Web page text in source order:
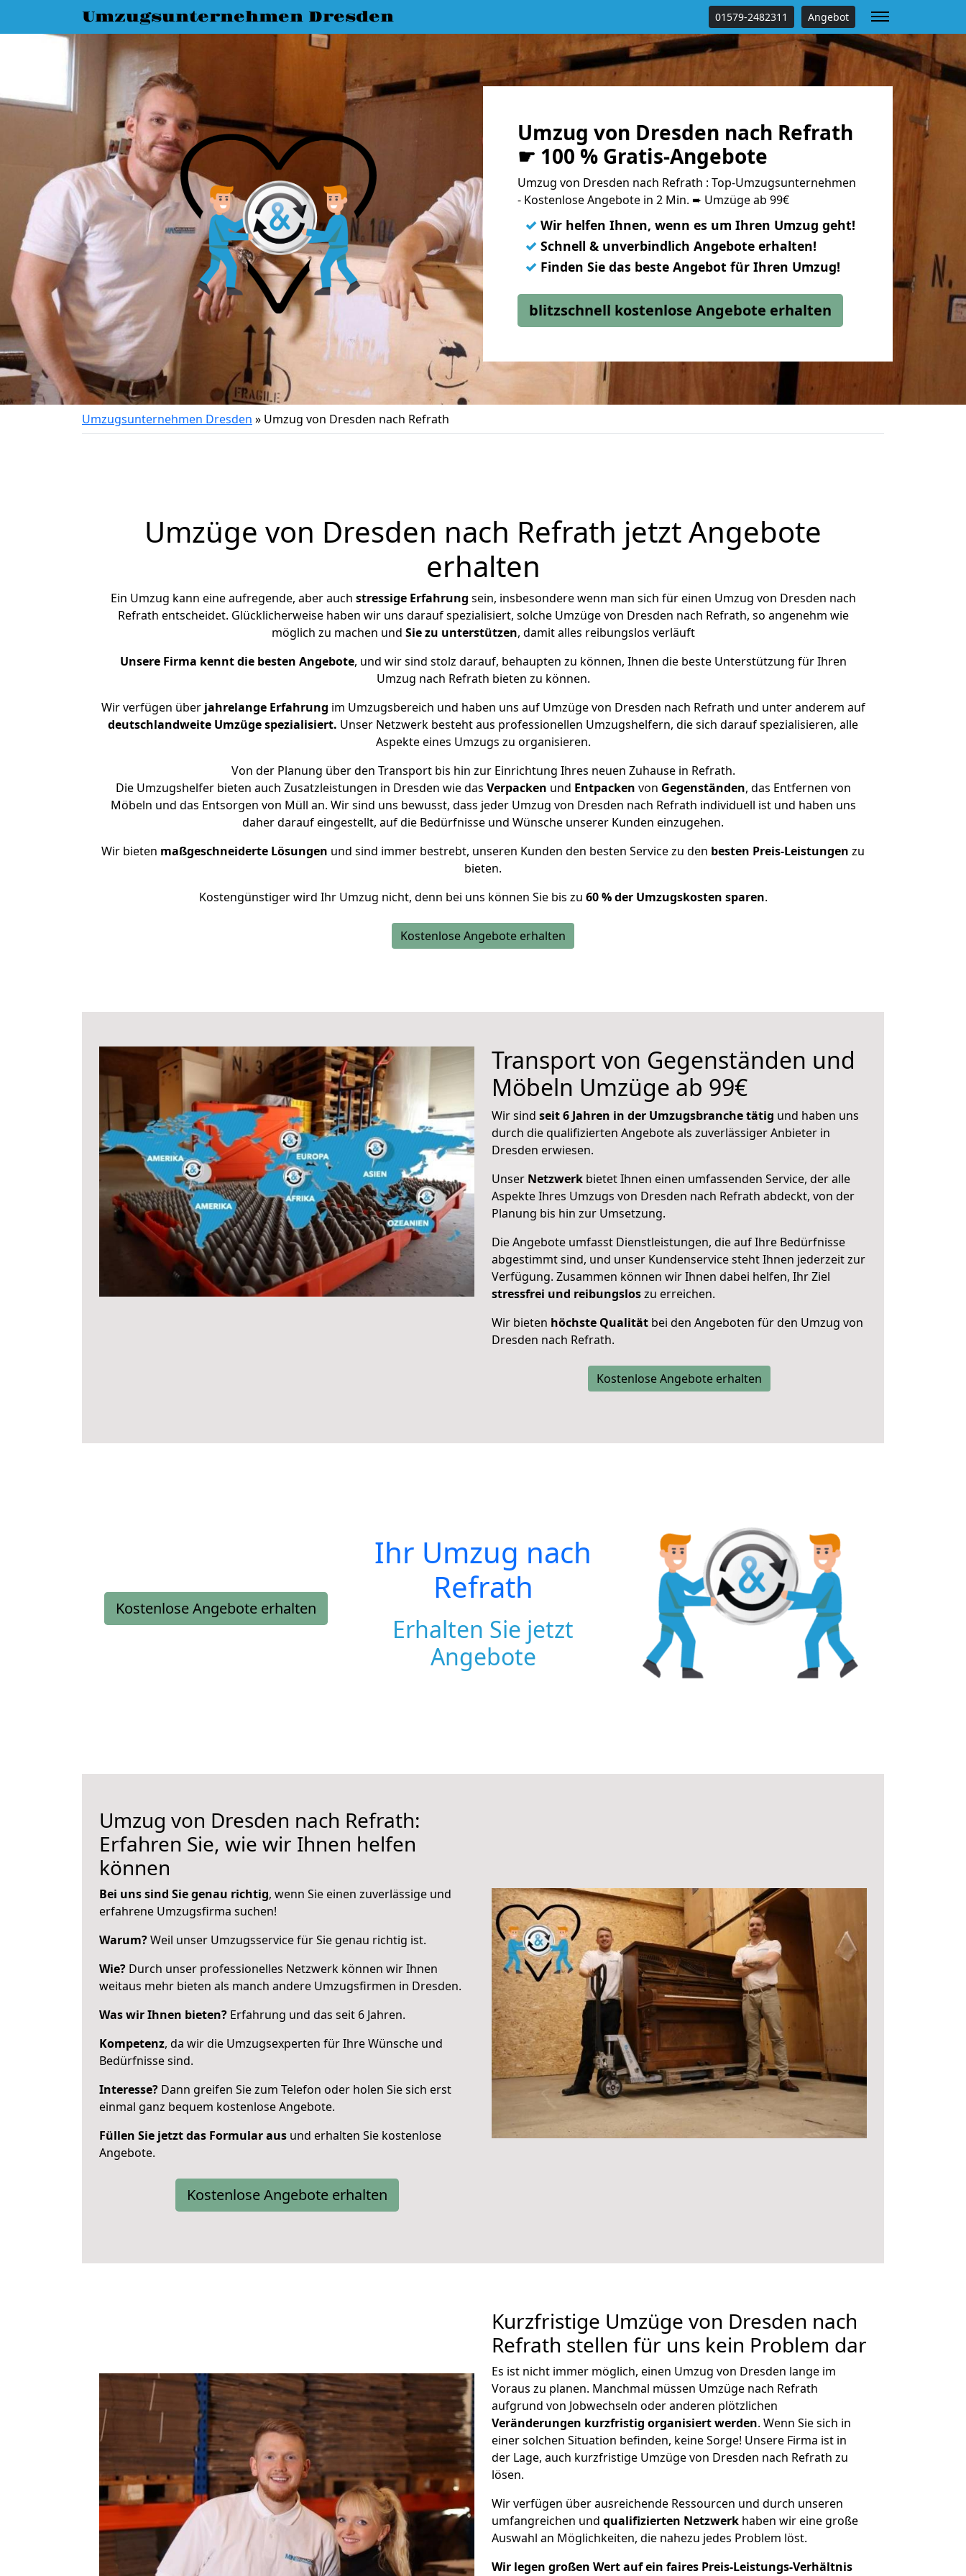
Umzugsunternehmen Dresden 01579-2482311 Angebot
Umzug von Dresden nach Refrath
☛ 100 % Gratis-Angebote
Umzug von Dresden nach Refrath : Top-Umzugsunternehmen
- Kostenlose Angebote in 2 Min. ➨ Umzüge ab 99€
✓ Wir helfen Ihnen, wenn es um Ihren Umzug geht!
✓ Schnell & unverbindlich Angebote erhalten!
✓ Finden Sie das beste Angebot für Ihren Umzug!
blitzschnell kostenlose Angebote erhalten
Umzugsunternehmen Dresden » Umzug von Dresden nach Refrath
Umzüge von Dresden nach Refrath jetzt Angebote
erhalten
Ein Umzug kann eine aufregende, aber auch stressige Erfahrung sein, insbesondere wenn man sich für einen Umzug von Dresden nach
Refrath entscheidet. Glücklicherweise haben wir uns darauf spezialisiert, solche Umzüge von Dresden nach Refrath, so angenehm wie
möglich zu machen und Sie zu unterstützen, damit alles reibungslos verläuft
Unsere Firma kennt die besten Angebote, und wir sind stolz darauf, behaupten zu können, Ihnen die beste Unterstützung für Ihren
Umzug nach Refrath bieten zu können.
Wir verfügen überjahrelange Erfahrung im Umzugsbereich und haben uns auf Umzüge von Dresden nach Refrath und unter anderem auf
deutschlandweite Umzüge spezialisiert. Unser Netzwerk besteht aus professionellen Umzugshelfern, die sich darauf spezialisieren, alle
Aspekte eines Umzugs zu organisieren.
Von der Planung über den Transport bis hin zur Einrichtung Ihres neuen Zuhause in Refrath.
Die Umzugshelfer bieten auch Zusatzleistungen in Dresden wie das Verpacken und Entpacken von Gegenständen, das Entfernen von
Möbeln und das Entsorgen von Müll an. Wir sind uns bewusst, dass jeder Umzug von Dresden nach Refrath individuell ist und haben uns
daher darauf eingestellt, auf die Bedürfnisse und Wünsche unserer Kunden einzugehen.
Wir bieten maßgeschneiderte Lösungen und sind immer bestrebt, unseren Kunden den besten Service zu den besten Preis-Leistungen zu
bieten.
Kostengünstiger wird Ihr Umzug nicht, denn bei uns können Sie bis zu 60 % der Umzugskosten sparen.
Kostenlose Angebote erhalten
Transport von Gegenständen und
Möbeln Umzüge ab 99€
Wir sind seit 6 Jahren in der Umzugsbranche tätig und haben uns
durch die qualifizierten Angebote als zuverlässiger Anbieter in
Dresden erwiesen.
Unser Netzwerk bietet Ihnen einen umfassenden Service, der alle
Aspekte Ihres Umzugs von Dresden nach Refrath abdeckt, von der
Planung bis hin zur Umsetzung.
Die Angebote umfasst Dienstleistungen, die auf Ihre Bedürfnisse
abgestimmt sind, und unser Kundenservice steht Ihnen jederzeit zur
Verfügung. Zusammen können wir Ihnen dabei helfen, Ihr Ziel
stressfrei und reibungsloszu erreichen.
Wir bieten höchste Qualität bei den Angeboten für den Umzug von
Dresden nach Refrath.
Kostenlose Angebote erhalten
Kostenlose Angebote erhalten
Ihr Umzug nach
Refrath
Erhalten Sie jetzt
Angebote
Umzug von Dresden nach Refrath:
Erfahren Sie, wie wir Ihnen helfen
können
Bei uns sind Sie genau richtig, wenn Sie einen zuverlässige und
erfahrene Umzugsfirma suchen!
Warum?Weil unser Umzugsservice für Sie genau richtig ist.
Wie? Durch unser professionelles Netzwerk können wir Ihnen
weitaus mehr bieten als manch andere Umzugsfirmen in Dresden.
Was wir Ihnen bieten? Erfahrung und das seit 6 Jahren.
Kompetenz, da wir die Umzugsexperten für Ihre Wünsche und
Bedürfnisse sind.
Interesse? Dann greifen Sie zum Telefon oder holen Sie sich erst
einmal ganz bequem kostenlose Angebote.
Füllen Sie jetzt das Formular aus und erhalten Sie kostenlose
Angebote.
Kostenlose Angebote erhalten
Kurzfristige Umzüge von Dresden nach
Refrath stellen für uns kein Problem dar
Es ist nicht immer möglich, einen Umzug von Dresden lange im
Voraus zu planen. Manchmal müssen Umzüge nach Refrath
aufgrund von Jobwechseln oder anderen plötzlichen
Veränderungen kurzfristig organisiert werden. Wenn Sie sich in
einer solchen Situation befinden, keine Sorge! Unsere Firma ist in
der Lage, auch kurzfristige Umzüge von Dresden nach Refrath zu
lösen.
Wir verfügen über ausreichende Ressourcen und durch unseren
umfangreichen und qualifizierten Netzwerk haben wir eine große
Auswahl an Möglichkeiten, die nahezu jedes Problem löst.
Wir legen großen Wert auf ein faires Preis-Leistungs-Verhältnis